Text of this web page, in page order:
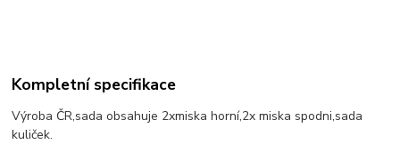
Kompletní specifikace
Výroba ČR,sada obsahuje 2xmiska horní,2x miska spodni,sada
kuliček.